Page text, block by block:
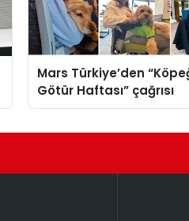
Mars Türkiye’den
Götür Haftası” çağrısı